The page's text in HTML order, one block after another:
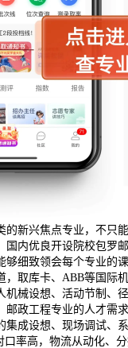
的新兴焦点专业，不只
内优良开设院校包罗
细致领会每个专业的
，取库卡、ABB等国际
机械设想、活动节制、
邮政工程专业的人才需
集成设想、现场调试、
口率高，物流从动化、